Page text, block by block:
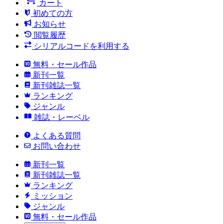
カート
初めての方
お知らせ
閲覧履歴
シリアルコードを利用する
無料・セール作品
新刊一覧
新刊雑誌一覧
ランキング
ジャンル
雑誌・レーベル
よくある質問
お問い合わせ
新刊一覧
新刊雑誌一覧
ランキング
ミッション
ジャンル
無料・セール作品